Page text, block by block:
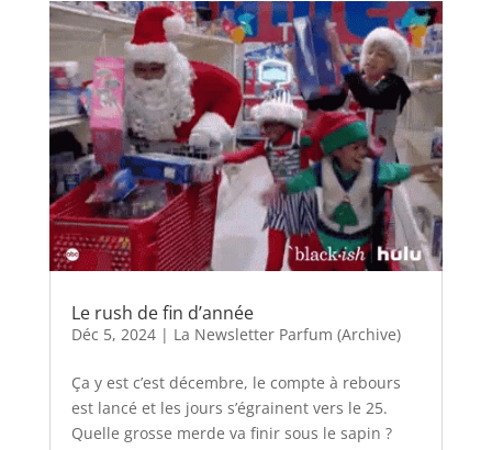
Le rush de fin d’année
Déc 5, 2024| La Newsletter Parfum (Archive)
Ça y est c’est décembre, le compte à rebours
est lancé et les jours s’égrainent vers le 25.
Quelle grosse merde va finir sous le sapin ?